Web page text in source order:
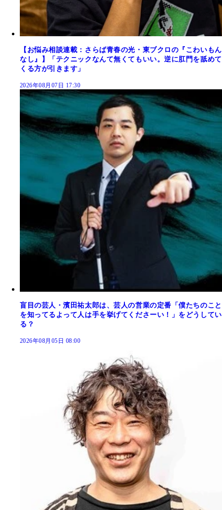
【お悩み相談連載：さらば青春の光・東ブクロの『こわいもん
なし』】「テクニックなんて無くてもいい。逆に肛門を舐めて
くる方が引きます」
2026年08月07日 17:30
盲目の芸人・濱田祐太郎は、芸人の営業の定番「僕たちのこと
を知ってるよって人は手を挙げてくださーい！」をどうしてい
る？
2026年08月05日 08:00